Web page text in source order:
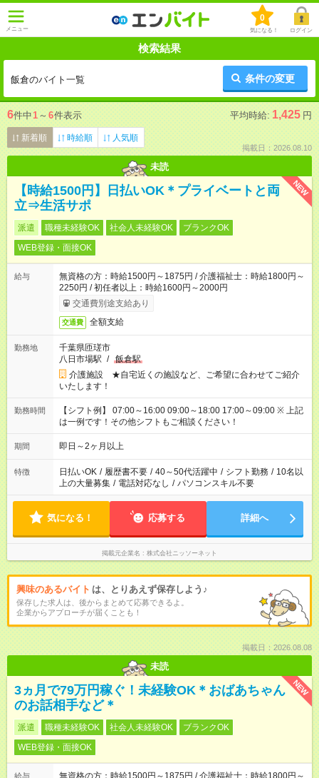
メニュー
0
気になる！ ログイン
検索結果
飯倉のバイト一覧 条件の変更
6件中1 ～ 6件表示 平均時給: 1,425 円
新着順 時給順 人気順
掲載日：2026.08.10
未読
NEW
【時給1500円】日払いOK＊プライベートと両
立⇒生活サポ
派遣 職種未経験OK 社会人未経験OK
ブランクOK
WEB登録・面接OK
給与
無資格の方：時給1500円～1875円 / 介護福祉士：時給1800円～
2250円 / 初任者以上：時給1600円～2000円
交通費別途支給あり
交通費 全額支給
勤務地
千葉県匝瑳市
八日市場駅 / 飯倉駅
介護施設 ★自宅近くの施設など、ご希望に合わせてご紹介
いたします！
勤務時間
【シフト例】 07:00～16:00 09:00～18:00 17:00～09:00 ※ 上記
は一例です！その他シフトもご相談ください！
期間 即日～2ヶ月以上
特徴 日払いOK / 履歴書不要 / 40～50代活躍中 / シフト勤務 / 10名以
上の大量募集 / 電話対応なし / パソコンスキル不要
気になる！ 応募する 詳細へ
掲載元企業名 株式会社ニッソーネット
興味のあるバイト は、とりあえず保存しよう♪
保存した求人は、後からまとめて応募できるよ。
企業からアプローチが届くことも！
掲載日：2026.08.08
未読
NEW
3ヵ月で79万円稼ぐ！未経験OK＊おばあちゃん
のお話相手など＊
派遣 職種未経験OK 社会人未経験OK
ブランクOK
WEB登録・面接OK
給与
無資格の方：時給1500円～1875円 / 介護福祉士：時給1800円～